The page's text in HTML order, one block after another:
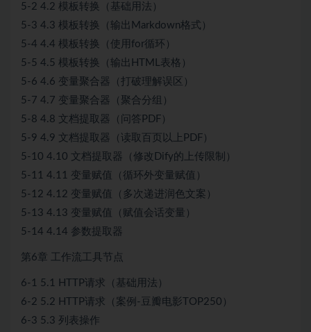
5-2 4.2 模板转换（基础用法）
5-3 4.3 模板转换（输出Markdown格式）
5-4 4.4 模板转换（使用for循环）
5-5 4.5 模板转换（输出HTML表格）
5-6 4.6 变量聚合器（打破理解误区）
5-7 4.7 变量聚合器（聚合分组）
5-8 4.8 文档提取器（问答PDF）
5-9 4.9 文档提取器（读取百页以上PDF）
5-10 4.10 文档提取器（修改Dify的上传限制）
5-11 4.11 变量赋值（循环外变量赋值）
5-12 4.12 变量赋值（多次递进润色文案）
5-13 4.13 变量赋值（赋值会话变量）
5-14 4.14 参数提取器
第6章 工作流工具节点
6-1 5.1 HTTP请求（基础用法）
6-2 5.2 HTTP请求（案例-豆瓣电影TOP250）
6-3 5.3 列表操作